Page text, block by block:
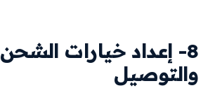
8- إعداد خيارات الشحن
والتوصيل